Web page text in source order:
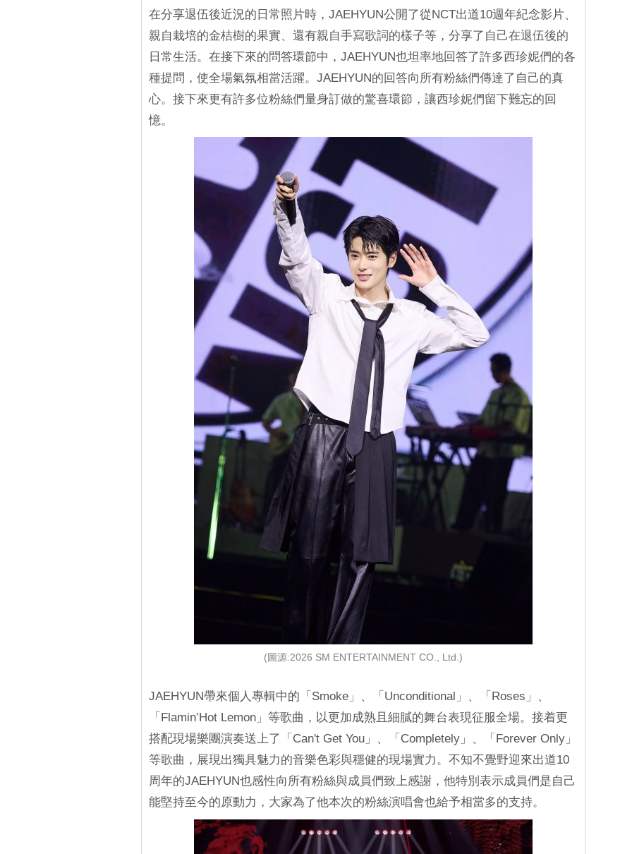
在分享退伍後近況的日常照片時，JAEHYUN公開了從NCT出道10週年紀念影片、
親自栽培的金桔樹的果實、還有親自手寫歌詞的樣子等，分享了自己在退伍後的
日常生活。在接下來的問答環節中，JAEHYUN也坦率地回答了許多西珍妮們的各
種提問，使全場氣氛相當活躍。JAEHYUN的回答向所有粉絲們傳達了自己的真
心。接下來更有許多位粉絲們量身訂做的驚喜環節，讓西珍妮們留下難忘的回
憶。
(圖源:2026 SM ENTERTAINMENT CO., Ltd.)
JAEHYUN帶來個人專輯中的「Smoke」、「Unconditional」、「Roses」、
「Flamin’Hot Lemon」等歌曲，以更加成熟且細膩的舞台表現征服全場。接着更
搭配現場樂團演奏送上了「Can't Get You」、「Completely」、「Forever Only」
等歌曲，展現出獨具魅力的音樂色彩與穩健的現場實力。不知不覺野迎來出道10
周年的JAEHYUN也感性向所有粉絲與成員們致上感謝，他特別表示成員們是自己
能堅持至今的原動力，大家為了他本次的粉絲演唱會也給予相當多的支持。